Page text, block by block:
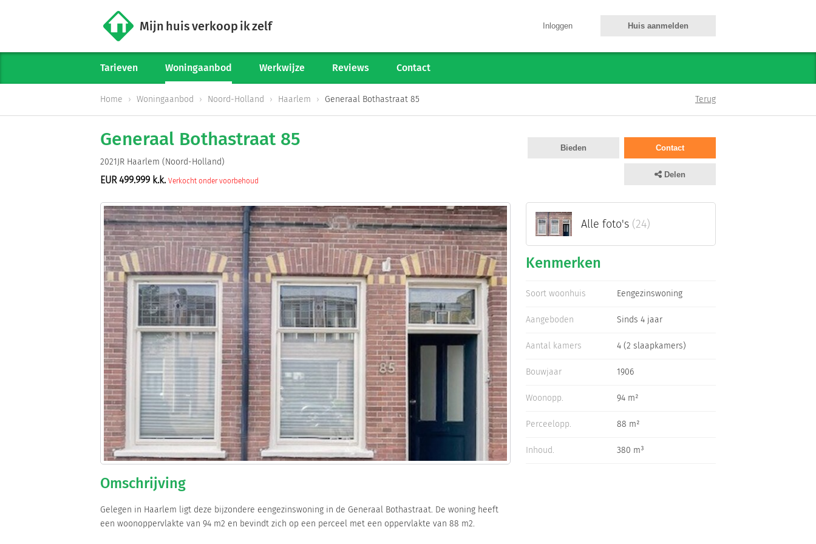
Woningaanbod
Werkwijze
Verkoop starten
Informatiegesprek
Inloggen
Mijn huis verkoop ik zelf Inloggen Huis aanmelden
Tarieven Woningaanbod Werkwijze Reviews Contact
Home Woningaanbod Noord-Holland Haarlem Generaal Bothastraat 85 Terug
Generaal Bothastraat 85
2021JR Haarlem (Noord-Holland)
EUR 499.999 k.k. Verkocht onder voorbehoud
Contact
Bieden
Delen
Alle foto's (24)
Kenmerken
Soort woonhuis Eengezinswoning
Aangeboden Sinds 4 jaar
Aantal kamers 4 (2 slaapkamers)
Bouwjaar 1906
Woonopp. 94 m²
Perceelopp. 88 m²
Inhoud. 380 m³
Omschrijving
Gelegen in Haarlem ligt deze bijzondere eengezinswoning in de Generaal Bothastraat. De woning heeft
een woonoppervlakte van 94 m2 en bevindt zich op een perceel met een oppervlakte van 88 m2.